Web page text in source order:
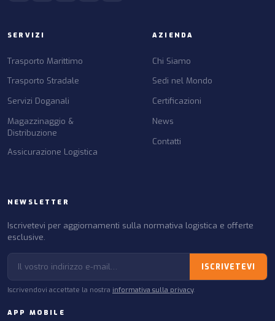
SERVIZI
Trasporto Marittimo
Trasporto Stradale
Servizi Doganali
Magazzinaggio &
Distribuzione
Assicurazione Logistica
AZIENDA
Chi Siamo
Sedi nel Mondo
Certificazioni
News
Contatti
NEWSLETTER
Iscrivetevi per aggiornamenti sulla normativa logistica e offerte
esclusive.
ISCRIVETEVI
Iscrivendovi accettate la nostra informativa sulla privacy.
APP MOBILE